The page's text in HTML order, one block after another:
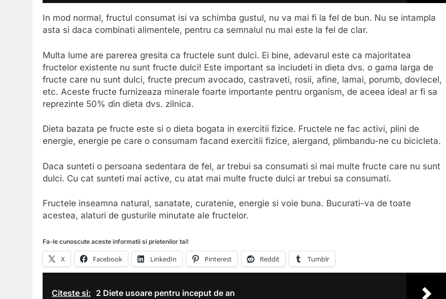
In mod normal, fructul consumat isi va schimba gustul, nu va mai fi la fel de bun. Nu se intampla
asta si daca combinati alimentele, pentru ca semnalul nu mai este la fel de clar.
Multa lume are parerea gresita ca fructele sunt dulci. Ei bine, adevarul este ca majoritatea
fructelor existente nu sunt fructe dulci! Este important sa includeti in dieta dvs. o gama larga de
fructe care nu sunt dulci, fructe precum avocado, castraveti, rosii, afine, lamai, porumb, dovlecel,
etc. Aceste fructe furnizeaza minerale foarte importante pentru organism, de aceea ideal ar fi sa
reprezinte 50% din dieta dvs. zilnica.
Dieta bazata pe fructe este si o dieta bogata in exercitii fizice. Fructele ne fac activi, plini de
energie, energie pe care o consumam facand exercitii fizice, alergand, plimbandu-ne cu bicicleta.
Daca sunteti o persoana sedentara de fel, ar trebui sa consumati si mai multe fructe care nu sunt
dulci. Cu cat sunteti mai active, cu atat mai multe fructe dulci ar trebui sa consumati.
Fructele inseamna natural, sanatate, curatenie, energie si voie buna. Bucurati-va de toate
acestea, alaturi de gusturile minutate ale fructelor.
Fa-le cunoscute aceste informatii si prietenilor tai!
X Facebook LinkedIn Pinterest Reddit Tumblr
Citeste si: 2 Diete usoare pentru inceput de an